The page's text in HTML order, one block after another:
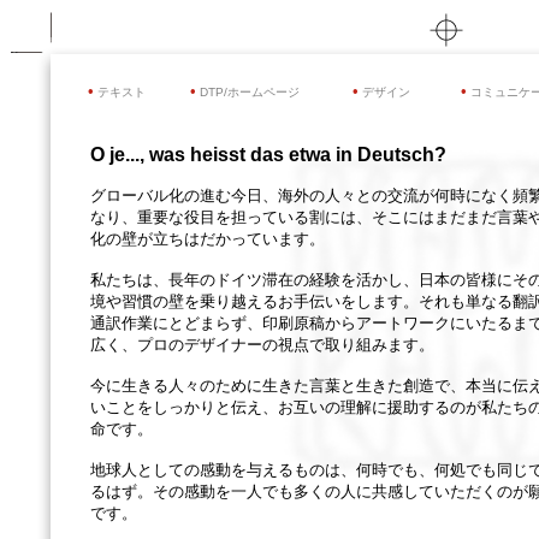
• DTP/ホームページ
• テキスト • デザイン • コミュニケ
O je..., was heisst das etwa in Deutsch?
グローバル化の進む今日、海外の人々との交流が何時になく頻
なり、重要な役目を担っている割には、そこにはまだまだ言葉
化の壁が立ちはだかっています。
私たちは、長年のドイツ滞在の経験を活かし、日本の皆様にそ
境や習慣の壁を乗り越えるお手伝いをします。それも単なる翻
通訳作業にとどまらず、印刷原稿からアートワークにいたるま
広く、プロのデザイナーの視点で取り組みます。
今に生きる人々のために生きた言葉と生きた創造で、本当に伝
いことをしっかりと伝え、お互いの理解に援助するのが私たち
命です。
地球人としての感動を与えるものは、何時でも、何処でも同じ
るはず。その感動を一人でも多くの人に共感していただくのが
です。